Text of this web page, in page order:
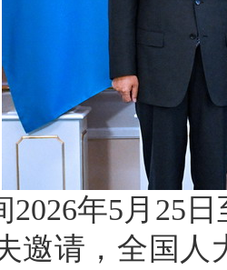
2026年5月25
邀请，全国人